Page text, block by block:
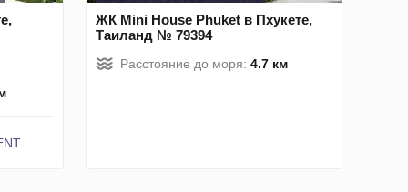
ЖК Mini House Phuket в Пхукете,
Таиланд № 79394
Расстояние до моря: 4.7 км